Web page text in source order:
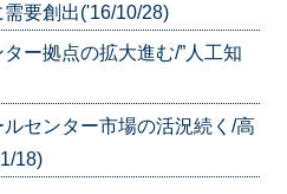
要創出('16/10/28)
ー拠点の拡大進む/”人工知
ルセンター市場の活況続く/高
18)